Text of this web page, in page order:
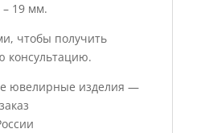
19 мм.
чтобы получить
консультацию.
ювелирные изделия —